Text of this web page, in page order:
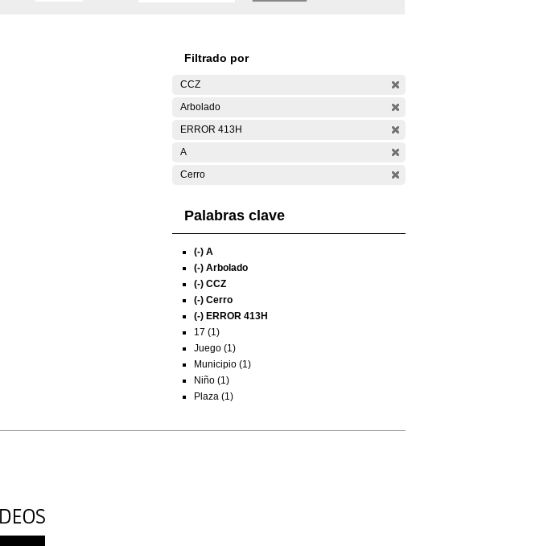
Filtrado por
CCZ
Arbolado
ERROR 413H
A
Cerro
Palabras clave
(-) A
(-) Arbolado
(-) CCZ
(-) Cerro
(-) ERROR 413H
17 (1)
Juego (1)
Municipio (1)
Niño (1)
Plaza (1)